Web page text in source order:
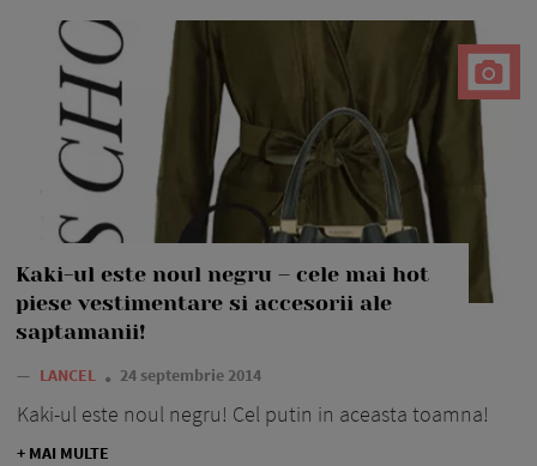
Kaki-ul este noul negru – cele mai hot
piese vestimentare si accesorii ale
saptamanii!
— LANCEL 24 septembrie 2014
Kaki-ul este noul negru! Cel putin in aceasta toamna!
+ MAI MULTE